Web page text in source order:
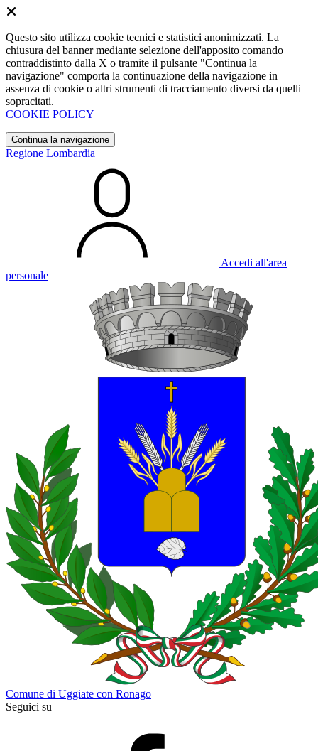
Questo sito utilizza cookie tecnici e statistici anonimizzati. La
chiusura del banner mediante selezione dell'apposito comando
contraddistinto dalla X o tramite il pulsante "Continua la
navigazione" comporta la continuazione della navigazione in
assenza di cookie o altri strumenti di tracciamento diversi da quelli
sopracitati.
COOKIE POLICY
Continua la navigazione
Regione Lombardia
Accedi all'area
personale
Comune di Uggiate con Ronago
Seguici su